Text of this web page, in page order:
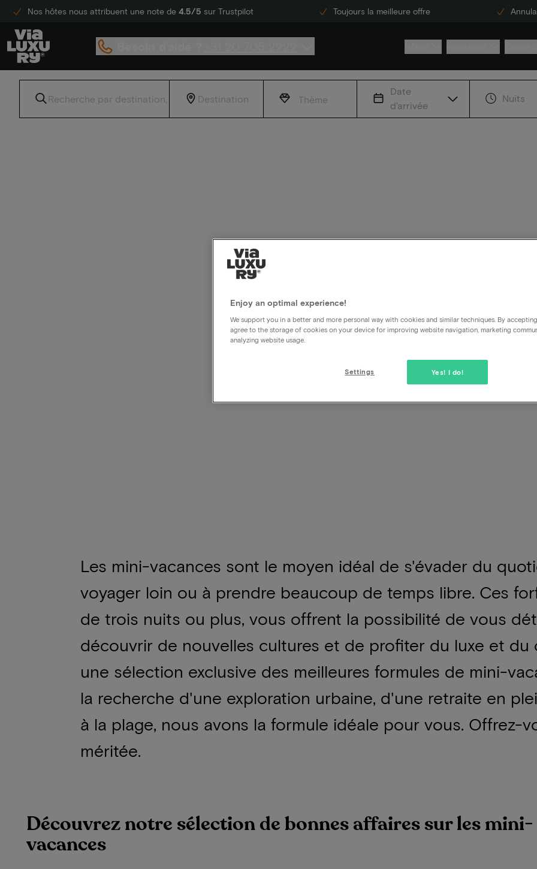
Nos hôtes nous attribuent une note de 4.5/5 sur Trustpilot Toujours la meilleure offre
Thème
Date
d'arrivée
Nuits
vacances
Les mini-vacances sont le moyen idéal de s'évader du
voyager loin ou à prendre beaucoup de temps libre. Ces
de trois nuits ou plus, vous offrent la possibilité de vous
découvrir de nouvelles cultures et de profiter du luxe et du
une sélection exclusive des meilleures formules de mini-
la recherche d'une exploration urbaine, d'une retraite en
à la plage, nous avons la formule idéale pour vous. Offrez-
méritée.
Découvrez notre sélection de bonnes affaires sur les mini-
vacances
Enjoy an optimal experience!
We support you in a better and more personal way with cookies and similar techniques. By
agree to the storage of cookies on your device for improving website navigation, marketing
analyzing website usage.
Yes! I do!
Settings